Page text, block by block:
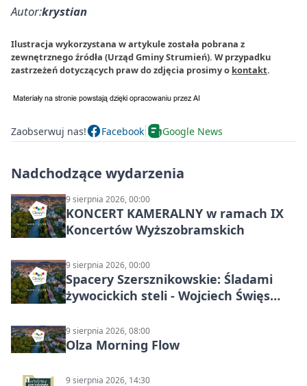
Autor:krystian
Ilustracja wykorzystana w artykule została pobrana z
zewnętrznego źródła (Urząd Gminy Strumień). W przypadku
zastrzeżeń dotyczących praw do zdjęcia prosimy o kontakt.
Zaobserwuj nas! Facebook Google News
Nadchodzące wydarzenia
9 sierpnia 2026, 00:00
KONCERT KAMERALNY w ramach IX
Koncertów Wyższobramskich
9 sierpnia 2026, 00:00
Spacery Szersznikowskie: Śladami
żywocickich steli - Wojciech Święs
9 sierpnia 2026, 08:00
Olza Morning Flow
9 sierpnia 2026, 14:30